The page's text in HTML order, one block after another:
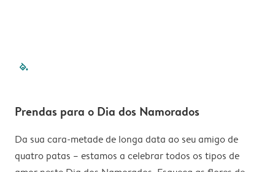
filled-pagination
Prendas para o Dia dos Namorados
Da sua cara-metade de longa data ao seu amigo de
quatro patas – estamos a celebrar todos os tipos de